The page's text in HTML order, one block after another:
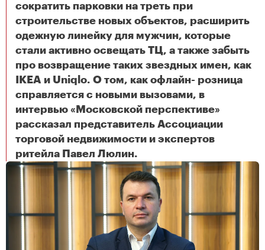
сократить парковки на треть при
строительстве новых объектов, расширить
одежную линейку для мужчин, которые
стали активно освещать ТЦ, а также забыть
про возвращение таких звездных имен, как
IKEA и Uniqlo. О том, как офлайн- розница
справляется с новыми вызовами, в
интервью «Московской перспективе»
рассказал представитель Ассоциации
торговой недвижимости и экспертов
ритейла Павел Люлин.